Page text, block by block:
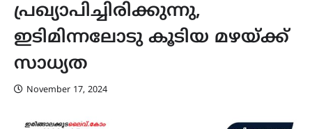
പ്രഖ്യാപിച്ചിരിക്കുന്നു,
ഇടിമിന്നലോടു കൂടിയ മഴയ്ക്ക്
സാധ്യത
November 17, 2024